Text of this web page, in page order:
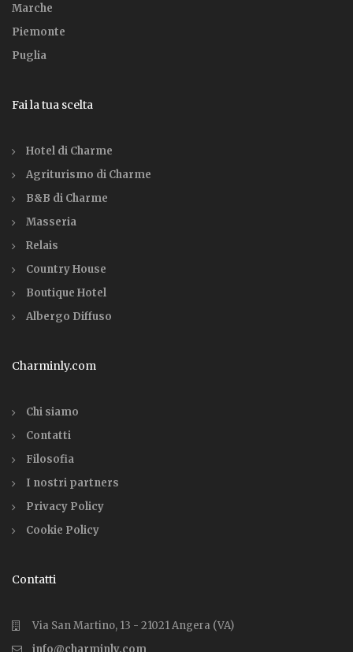
Marche
Piemonte
Puglia
Fai la tua scelta
Hotel di Charme
Agriturismo di Charme
B&B di Charme
Masseria
Relais
Country House
Boutique Hotel
Albergo Diffuso
Charminly.com
Chi siamo
Contatti
Filosofia
I nostri partners
Privacy Policy
Cookie Policy
Contatti
Via San Martino, 13 - 21021 Angera (VA)
info@charminly.com